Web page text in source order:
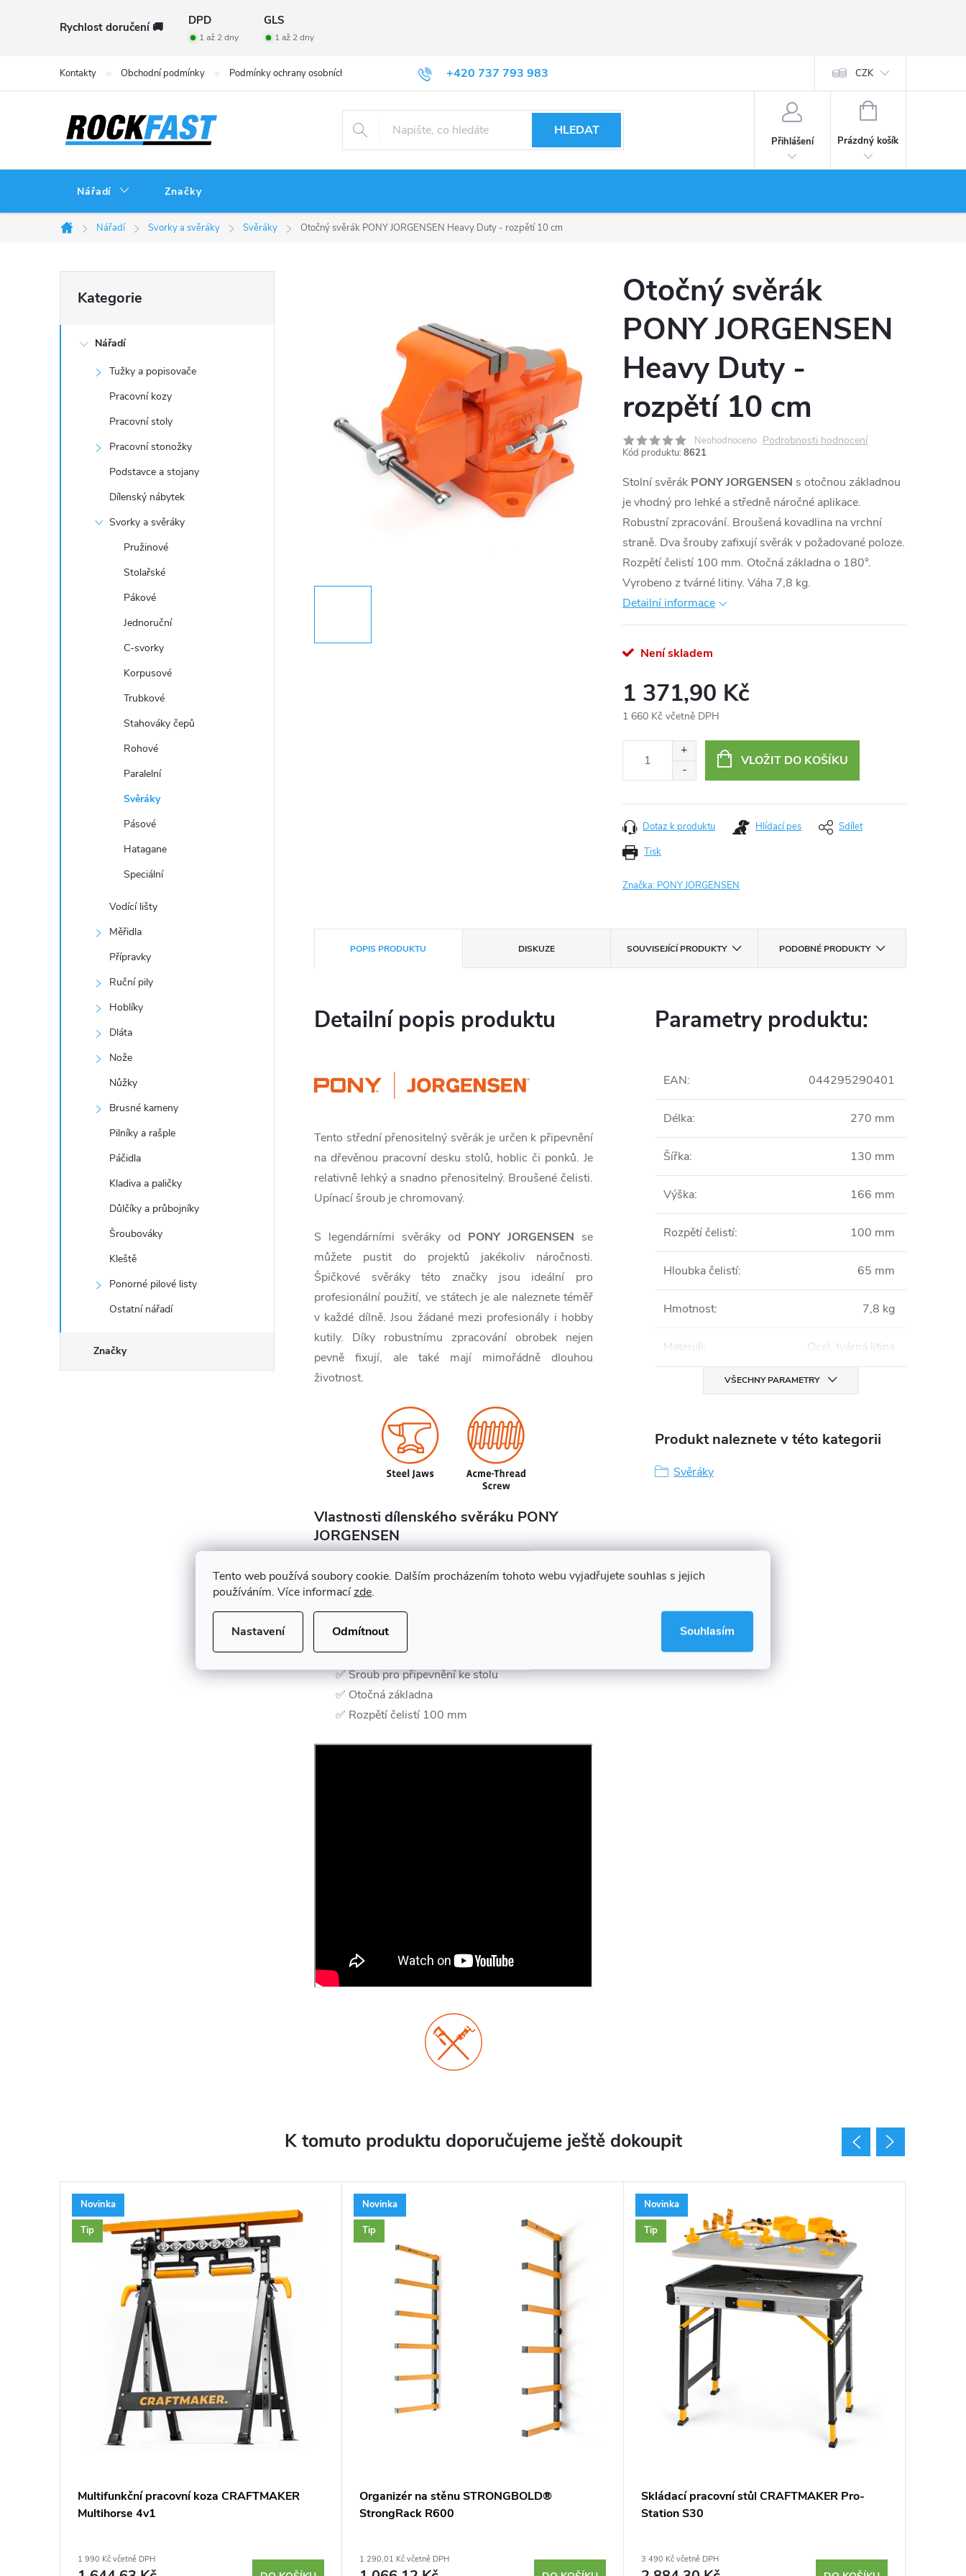
Tento web používá soubory cookie. Dalším procházením tohoto webu vyjadřujete souhlas s jejich
používáním. Více informacízde.
Nastavení Odmítnout Souhlasím
Rychlost doručení 🚚 DPD GLS
1 až 2 dny 1 až 2 dny
+420 737 793 983
Kontakty Obchodní podmínky Podmínky ochrany osobních údajů CZK
HLEDAT
Přihlášení
NÁKUPNÍ
Prázdný košík
Nářadí Značky
Domů
Nářadí Svorky a svěráky Svěráky Otočný svěrák PONY JORGENSEN Heavy Duty - rozpětí 10 cm
o
kategorie
Kategorie
Nářadí
Tužky a popisovače
Pracovní kozy
Pracovní stoly
Pracovní stonožky
Podstavce a stojany
Dílenský nábytek
Svorky a svěráky
Pružinové
Stolařské
Pákové
Jednoruční
C-svorky
Korpusové
Trubkové
Stahováky čepů
Rohové
Paralelní
Svěráky
Pásové
Hatagane
Speciální
Vodící lišty
Měřidla
Přípravky
Ruční pily
Hoblíky
Dláta
Nože
Nůžky
Brusné kameny
Pilníky a rašple
Páčidla
Kladiva a paličky
Důlčíky a průbojníky
Šroubováky
Kleště
Ponorné pilové listy
Ostatní nářadí
Značky
Otočný svěrák
PONY JORGENSEN
Heavy Duty -
rozpětí 10 cm
Neohodnoceno Podrobnosti hodnocení
Kód produktu: 8621
Stolní svěrák PONY JORGENSEN s otočnou základnou
je vhodný pro lehké a středně náročné aplikace.
Robustní zpracování. Broušená kovadlina na vrchní
straně. Dva šrouby zafixují svěrák v požadované poloze.
Rozpětí čelistí 100 mm. Otočná základna o 180°.
Vyrobeno z tvárné litiny. Váha 7,8 kg.
Detailní informace
Není skladem
1 371,90 Kč
1 660 Kč včetně DPH
VLOŽIT DO KOŠÍKU
Tisk
Dotaz k produktu Hlídací pes Sdílet
Značka: PONY JORGENSEN
POPIS PRODUKTU DISKUZE SOUVISEJÍCÍ PRODUKTY PODOBNÉ PRODUKTY
Detailní popis produktu
Tento střední přenositelný svěrák je určen k připevnění
na dřevěnou pracovní desku stolů, hoblic či ponků. Je
relativně lehký a snadno přenositelný. Broušené čelisti.
Upínací šroub je chromovaný.
S legendárními svěráky od PONY JORGENSEN se
můžete pustit do projektů jakékoliv náročnosti.
Špičkové svěráky této značky jsou ideální pro
profesionální použití, ve státech je ale naleznete téměř
v každé dílně. Jsou žádané mezi profesionály i hobby
kutily. Díky robustnímu zpracování obrobek nejen
pevně fixují, ale také mají mimořádně dlouhou
životnost.
Vlastnosti dílenského svěráku PONY
JORGENSEN
✅ Svěrák do dílny
✅ Z tvárné litiny
✅ Čelisti s broušenými drážkami
✅ Robustní konstrukce
✅ Ocelový šroub s otočnou kličkou
✅ Šroub pro připevnění ke stolu
✅ Otočná základna
✅ Rozpětí čelistí 100 mm
Parametry produktu:
EAN: 044295290401
Délka: 270 mm
Šířka: 130 mm
Výška: 166 mm
Rozpětí čelistí: 100 mm
Hloubka čelistí: 65 mm
Hmotnost: 7,8 kg
Materiál: Ocel, tvárná litina
VŠECHNY PARAMETRY
Produkt naleznete v této kategorii
Svěráky
K tomuto produktu doporučujeme ještě dokoupit
Novinka
Tip
Multifunkční pracovní koza CRAFTMAKER
Multihorse 4v1
1 990 Kč včetně DPH
Novinka
Tip
Organizér na stěnu STRONGBOLD®
StrongRack R600
1 290,01 Kč včetně DPH
Novinka
Tip
Skládací pracovní stůl CRAFTMAKER Pro-
Station S30
3 490 Kč včetně DPH